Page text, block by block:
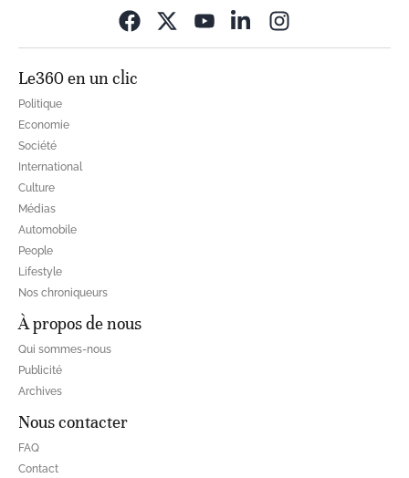
Le360 en un clic
Politique
Economie
Société
International
Culture
Médias
Automobile
People
Lifestyle
Nos chroniqueurs
À propos de nous
Qui sommes-nous
Publicité
Archives
Nous contacter
FAQ
Contact